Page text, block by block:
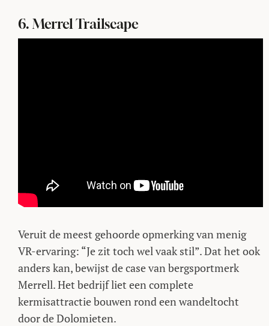
6. Merrel Trailscape
Veruit de meest gehoorde opmerking van menig
VR-ervaring: “Je zit toch wel vaak stil”. Dat het ook
anders kan, bewijst de case van bergsportmerk
Merrell. Het bedrijf liet een complete
kermisattractie bouwen rond een wandeltocht
door de Dolomieten.